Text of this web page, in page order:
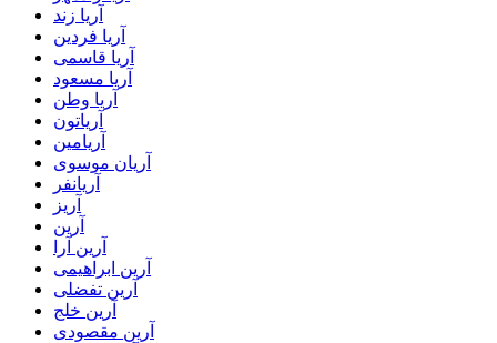
آریا زند
آریا فردین
آریا قاسمی
آریا مسعود
آریا وطن
آریاتون
آریامین
آریان موسوی
آریانفر
آریز
آرین
آرین آرا
آرین ابراهیمی
آرین تفضلی
آرین خلج
آرین مقصودی